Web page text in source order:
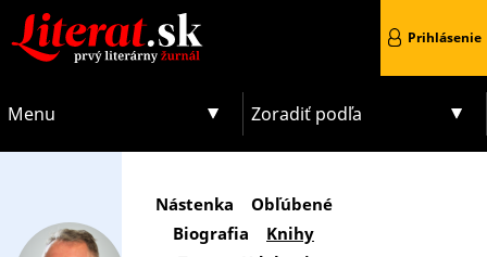
Menu Zoradiť podľa
Prihlásenie
Nástenka
Obľúbené
Biografia
Knihy